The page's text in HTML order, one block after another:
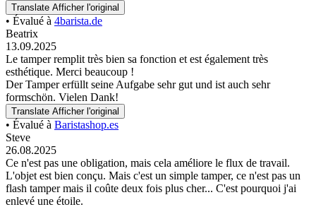
Translate Afficher l'original
• Évalué à 4barista.de
Beatrix
13.09.2025
Le tamper remplit très bien sa fonction et est également très
esthétique. Merci beaucoup !
Der Tamper erfüllt seine Aufgabe sehr gut und ist auch sehr
formschön. Vielen Dank!
Translate Afficher l'original
• Évalué à Baristashop.es
Steve
26.08.2025
Ce n'est pas une obligation, mais cela améliore le flux de travail.
L'objet est bien conçu. Mais c'est un simple tamper, ce n'est pas un
flash tamper mais il coûte deux fois plus cher... C'est pourquoi j'ai
enlevé une étoile.